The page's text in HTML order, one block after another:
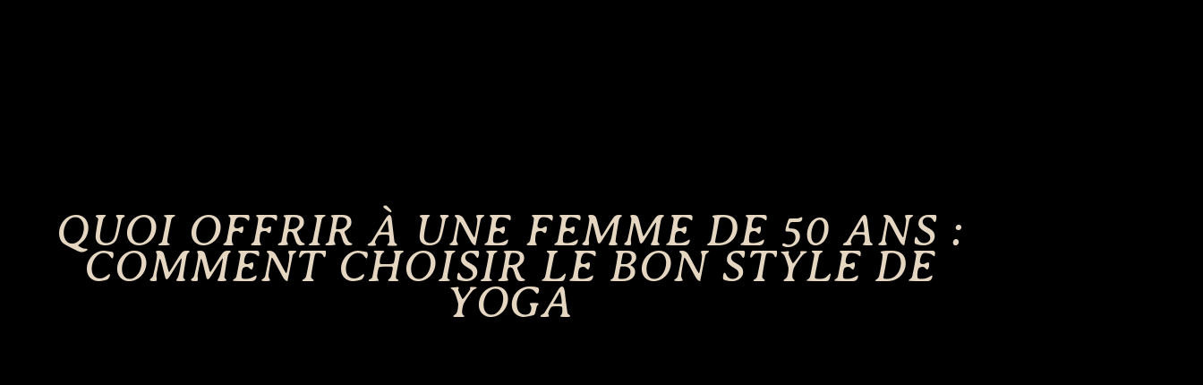
QUOI OFFRIR À UNE FEMME DE 50 ANS :
COMMENT CHOISIR LE BON STYLE DE
YOGA